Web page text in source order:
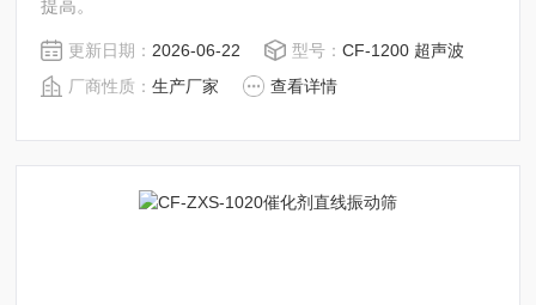
提高。
更新日期： 2026-06-22 型号：CF-1200 超声波
厂商性质：生产厂家 查看详情